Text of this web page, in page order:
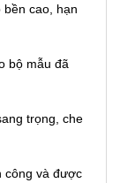
bền cao, hạn
bộ mẫu đã
trọng, che
công và được